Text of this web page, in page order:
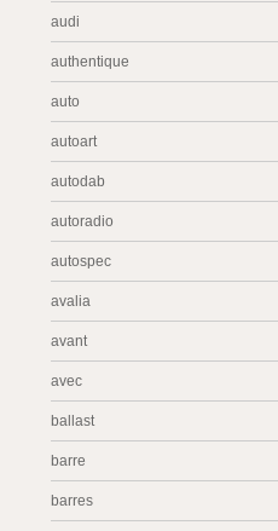
audi
authentique
auto
autoart
autodab
autoradio
autospec
avalia
avant
avec
ballast
barre
barres